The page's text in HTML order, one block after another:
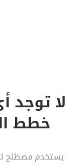
لا توجد
خطط
يستخدم مصطلح